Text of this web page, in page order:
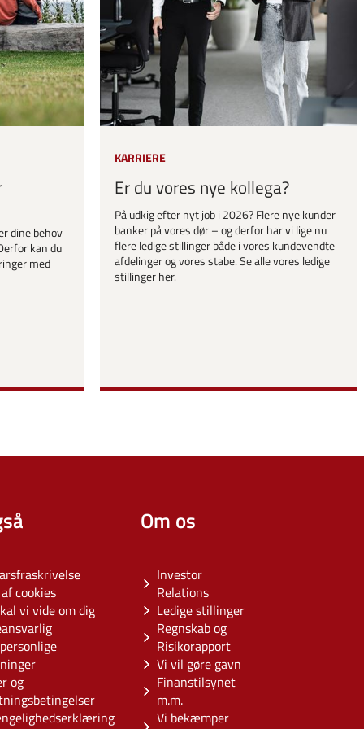
dine behov
kan du
med
KARRIERE
Er du vores nye kollega?
På udkig efter nyt job i 2026? Flere nye kunder
banker på vores dør – og derfor har vi lige nu
flere ledige stillinger både i vores kundevendte
afdelinger og vores stabe. Se alle vores ledige
stillinger her.
cookies
vi vide om dig
og
Om os
Investor
Relations
Ledige stillinger
Regnskab og
Risikorapport
Vi vil gøre gavn
Finanstilsynet
m.m.
Vi bekæmper